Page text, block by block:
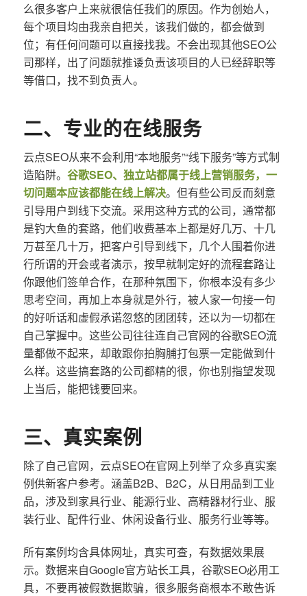
么很多客户上来就很信任我们的原因。作为创始人，
每个项目均由我亲自把关，该我们做的，都会做到
位；有任何问题可以直接找我。不会出现其他SEO公
司那样，出了问题就推诿负责该项目的人已经辞职等
等借口，找不到负责人。
二、专业的在线服务
云点SEO从来不会利用“本地服务”“线下服务”等方式制
造陷阱。 谷歌SEO、独立站都属于线上营销服务，一
切问题本应该都能在线上解决。但有些公司反而刻意
引导用户到线下交流。采用这种方式的公司，通常都
是钓大鱼的套路，他们收费基本上都是好几万、十几
万甚至几十万，把客户引导到线下，几个人围着你进
行所谓的开会或者演示，按早就制定好的流程套路让
你跟他们签单合作，在那种氛围下，你根本没有多少
思考空间，再加上本身就是外行，被人家一句接一句
的好听话和虚假承诺忽悠的团团转，还以为一切都在
自己掌握中。这些公司往往连自己官网的谷歌SEO流
量都做不起来，却敢跟你拍胸脯打包票一定能做到什
么样。这些搞套路的公司都精的很，你也别指望发现
上当后，能把钱要回来。
三、真实案例
除了自己官网，云点SEO在官网上列举了众多真实案
例供新客户参考。涵盖B2B、B2C，从日用品到工业
品，涉及到家具行业、能源行业、高精器材行业、服
装行业、配件行业、休闲设备行业、服务行业等等。
所有案例均含具体网址，真实可查，有数据效果展
示。数据来自Google官方站长工具，谷歌SEO必用工
具，不要再被假数据欺骗，很多服务商根本不敢告诉